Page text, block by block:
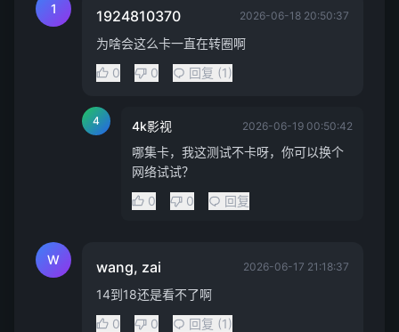
1 1924810370 2026-06-18 20:50:37
为啥会这么卡一直在转圈啊
0
0 回复 (1)
4 4k影视 2026-06-19 00:50:42
哪集卡，我这测试不卡呀，你可以换个
网络试试？
0
0 回复
W wang, zai 2026-06-17 21:18:37
14到18还是看不了啊
0
0 回复 (1)